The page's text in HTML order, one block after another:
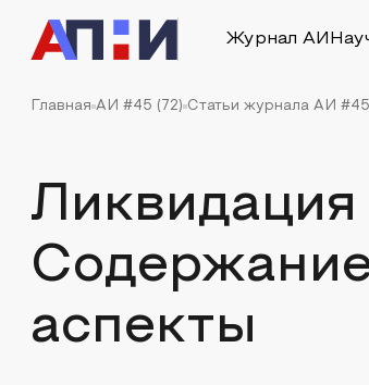
Журнал АИ
Главная АИ #45 (72) Статьи журнала АИ #45
Ликвидация
аспекты